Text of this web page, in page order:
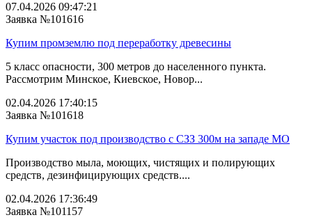
07.04.2026 09:47:21
Заявка №101616
Купим промземлю под переработку древесины
5 класс опасности, 300 метров до населенного пункта.
Рассмотрим Минское, Киевское, Новор...
02.04.2026 17:40:15
Заявка №101618
Купим участок под производство с СЗЗ 300м на западе МО
Производство мыла, моющих, чистящих и полирующих
средств, дезинфицирующих средств....
02.04.2026 17:36:49
Заявка №101157